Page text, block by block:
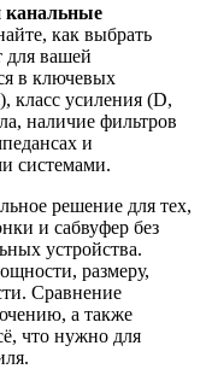
канальные
как выбрать
для вашей
в ключевых
класс усиления (D,
наличие фильтров
и
системами.
решение для тех,
и сабвуфер без
устройства.
размеру,
Сравнение
а также
что нужно для